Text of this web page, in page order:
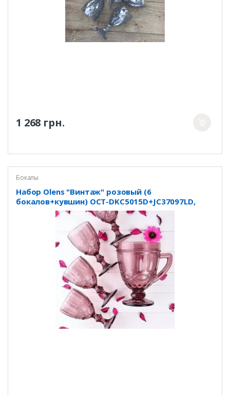
1 268 грн.
Бокалы
Набор Olens "Винтаж" розовый (6
бокалов+кувшин) OCT-DKC5015D+JC37097LD,
07204SC-P